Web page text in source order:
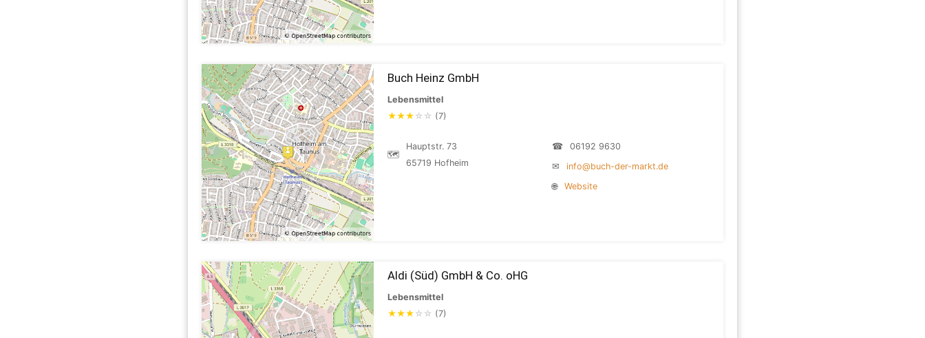
Buch Heinz GmbH
Lebensmittel
★★★ ☆ ☆ (7)
🗺
Hauptstr. 73
65719 Hofheim
☎
06192 9630
✉
info@buch-der-markt.de
🌐
Website
Aldi (Süd) GmbH & Co. oHG
Lebensmittel
★★★ ☆ ☆ (7)